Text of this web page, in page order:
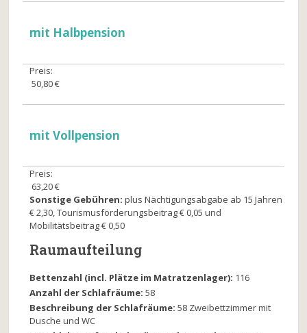
mit Halbpension
Preis:
50,80 €
mit Vollpension
Preis:
63,20 €
Sonstige Gebühren:plus Nächtigungsabgabe ab 15 Jahren
€ 2,30, Tourismusförderungsbeitrag € 0,05 und
Mobilitätsbeitrag € 0,50
Raumaufteilung
Bettenzahl (incl. Plätze im Matratzenlager): 116
Anzahl der Schlafräume:58
Beschreibung der Schlafräume:58 Zweibettzimmer mit
Dusche und WC